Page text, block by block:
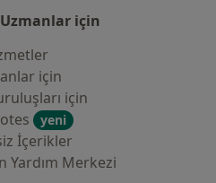
için
için
için
yeni
İçerikler
Yardım Merkezi